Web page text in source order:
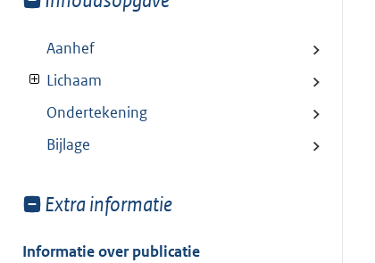
van:
Aanhef
Lichaam
Ondertekening
Bijlage
Toon
van:
Extra informatie
Informatie over publicatie